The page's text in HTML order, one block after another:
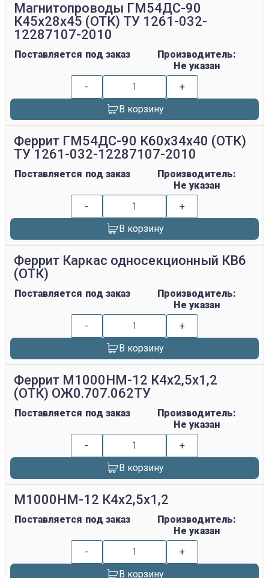
Магнитопроводы ГМ54ДС-90
К45х28х45 (ОТК) ТУ 1261-032-
12287107-2010
Поставляется под заказ
Производитель:
Не указан
-
+
В корзину
Феррит ГМ54ДС-90 К60х34х40 (ОТК)
ТУ 1261-032-12287107-2010
Поставляется под заказ
Производитель:
Не указан
-
+
В корзину
Феррит Каркас односекционный КВ6
(ОТК)
Поставляется под заказ
Производитель:
Не указан
-
+
В корзину
Феррит М1000НМ-12 К4х2,5х1,2
(ОТК) ОЖ0.707.062ТУ
Поставляется под заказ
Производитель:
Не указан
-
+
В корзину
М1000НМ-12 К4х2,5х1,2
Поставляется под заказ
Производитель:
Не указан
-
+
В корзину